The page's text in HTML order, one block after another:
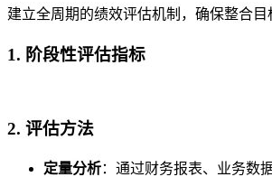
建立全周期的绩效评估机制，确保整合目
1. 阶段性评估指标
2. 评估方法
定量分析：通过财务报表、业务数